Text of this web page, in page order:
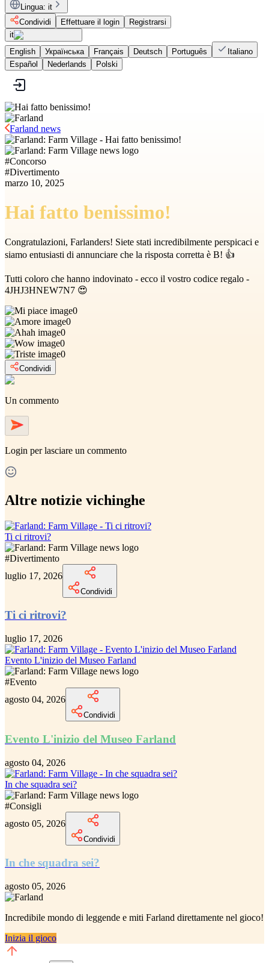
Lingua: it
Condividi
Effettuare il login
Registrarsi
it
English
Українська Français Deutsch Português
Italiano
Español
Nederlands Polski
Farland news
#Concorso
#Divertimento
marzo 10, 2025
Hai fatto benissimo!
Congratulazioni, Farlanders! Siete stati incredibilmente perspicaci e
siamo entusiasti di annunciare che la risposta corretta è B! 👍
Tutti coloro che hanno indovinato - ecco il vostro codice regalo -
4JHJ3HNEW7N7 😍
0
0
0
0
0
Condividi
Un commento
Login per lasciare un commento
Altre notizie vichinghe
Ti ci ritrovi?
#Divertimento
luglio 17, 2026
Condividi
Ti ci ritrovi?
luglio 17, 2026
Evento L'inizio del Museo Farland
#Evento
agosto 04, 2026
Condividi
Evento L'inizio del Museo Farland
agosto 04, 2026
In che squadra sei?
#Consigli
agosto 05, 2026
Condividi
In che squadra sei?
agosto 05, 2026
Incredibile mondo di leggende e miti Farland direttamente nel gioco!
Inizia il gioco